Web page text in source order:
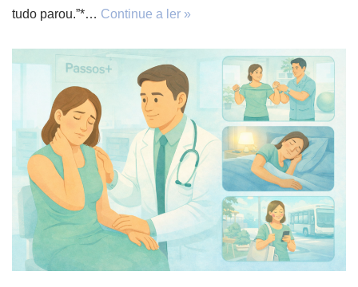
tudo parou.”*… Continue a ler »